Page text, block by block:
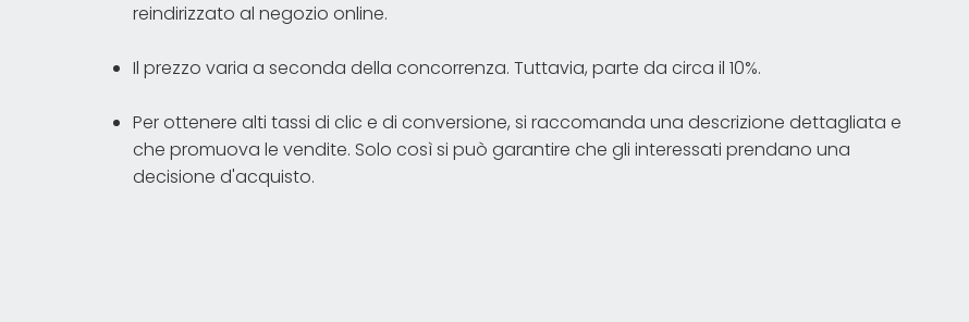
reindirizzato al negozio online.
Il prezzo varia a seconda della concorrenza. Tuttavia, parte da circa il 10%.
Per ottenere alti tassi di clic e di conversione, si raccomanda una descrizione dettagliata e
che promuova le vendite. Solo così si può garantire che gli interessati prendano una
decisione d'acquisto.